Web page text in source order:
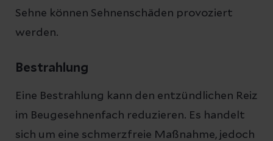
Sehne können Sehnenschäden provoziert
werden.
Bestrahlung
Eine Bestrahlung kann den entzündlichen Reiz
im Beugesehnenfach reduzieren. Es handelt
sich um eine schmerzfreie Maßnahme, jedoch